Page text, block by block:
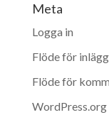
Meta
Logga in
Flöde för inlägg
Flöde för
WordPress.org